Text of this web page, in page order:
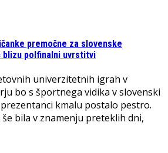
premočne za slovenske
blizu polfinalni uvrstitvi
univerzitetnih igrah v
bo s športnega vidika v slovenski
kmalu postalo pestro.
bila v znamenju preteklih dni,